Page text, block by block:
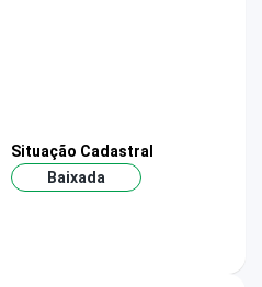
Situação Cadastral
Baixada